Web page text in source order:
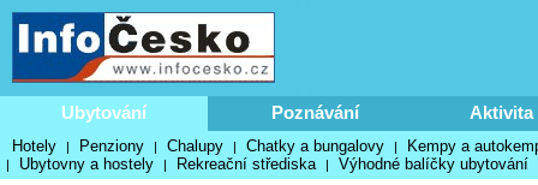
Ubytování Poznávání Aktivita
Hotely | Penziony | Chalupy | Chatky a bungalovy | Kempy a
| Ubytovny a hostely | Rekreační střediska | Výhodné balíčky ubytování